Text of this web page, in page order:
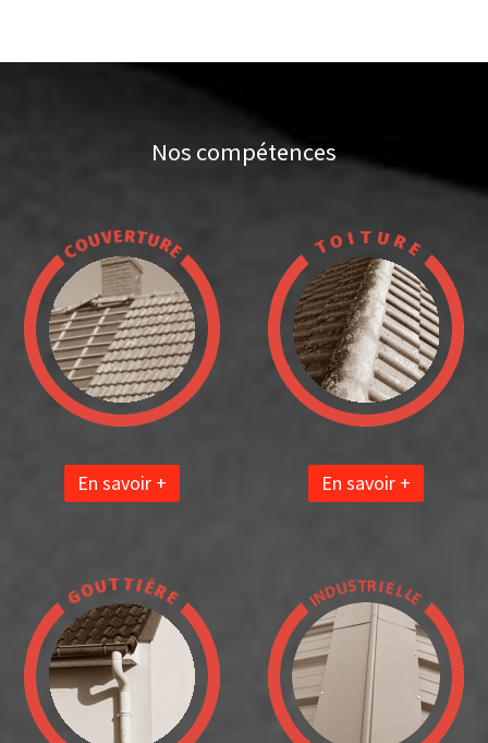
Nos compétences
En savoir + En savoir +